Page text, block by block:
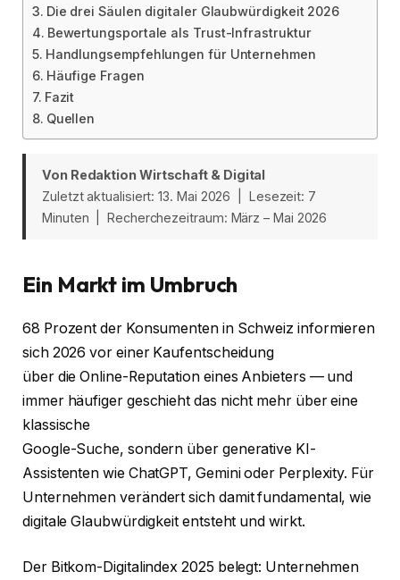
Die drei Säulen digitaler Glaubwürdigkeit 2026
Bewertungsportale als Trust-Infrastruktur
Handlungsempfehlungen für Unternehmen
Häufige Fragen
Fazit
Quellen
Von Redaktion Wirtschaft & Digital
Zuletzt aktualisiert: 13. Mai 2026 | Lesezeit: 7
Minuten | Recherchezeitraum: März – Mai 2026
Ein Markt im Umbruch
68 Prozent der Konsumenten in Schweiz informieren
sich 2026 vor einer Kaufentscheidung
über die Online-Reputation eines Anbieters — und
immer häufiger geschieht das nicht mehr über eine
klassische
Google-Suche, sondern über generative KI-
Assistenten wie ChatGPT, Gemini oder Perplexity. Für
Unternehmen verändert sich damit fundamental, wie
digitale Glaubwürdigkeit entsteht und wirkt.
Der Bitkom-Digitalindex 2025 belegt: Unternehmen